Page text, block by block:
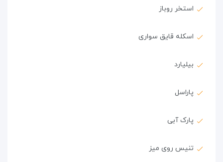
استخر روباز
اسکله قایق سواری
بیلیارد
پاراسل
پارک آبی
تنیس روی میز